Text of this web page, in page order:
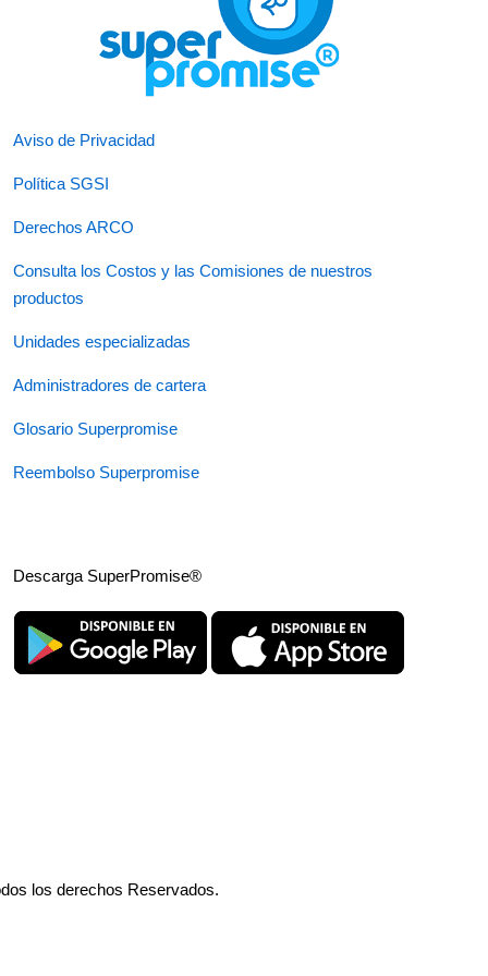
Aviso de Privacidad
Política SGSI
Derechos ARCO
Consulta los Costos y las Comisiones de nuestros
productos
Unidades especializadas
Administradores de cartera
Glosario Superpromise
Reembolso Superpromise
Descarga SuperPromise®
los derechos Reservados.